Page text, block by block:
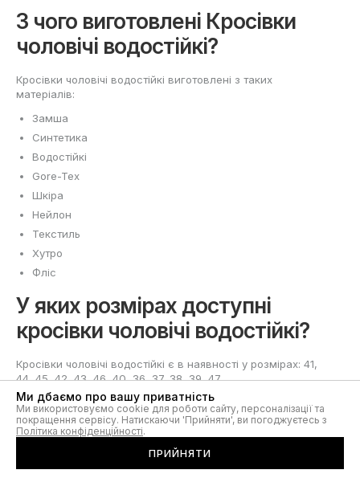
З чого виготовлені Кросівки
чоловічі водостійкі?
Кросівки чоловічі водостійкі виготовлені з таких
матеріалів:
Замша
Синтетика
Водостійкі
Gore-Tex
Шкіра
Нейлон
Текстиль
Хутро
Фліс
У яких розмірах доступні
кросівки чоловічі водостійкі?
Кросівки чоловічі водостійкі є в наявності у розмірах: 41,
44, 45, 42, 43, 46, 40, 36, 37, 38, 39, 47
Ми дбаємо про вашу приватність
Ми використовуємо cookie для роботи сайту, персоналізації та
покращення сервісу. Натискаючи 'Прийняти', ви погоджуєтесь з
Політика конфіденційності.
ПРИЙНЯТИ